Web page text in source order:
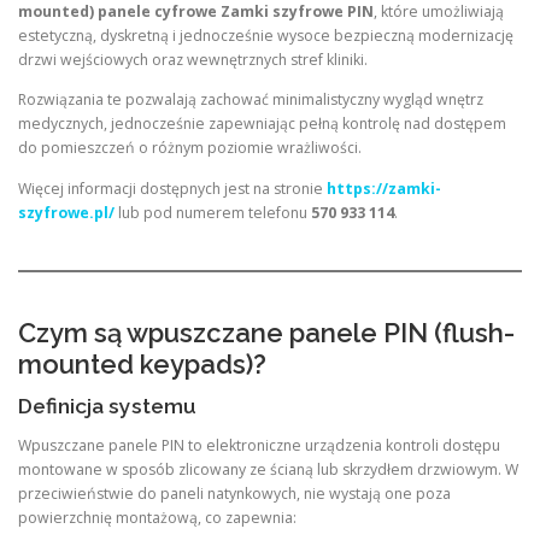
mounted) panele cyfrowe Zamki szyfrowe PIN, które umożliwiają
estetyczną, dyskretną i jednocześnie wysoce bezpieczną modernizację
drzwi wejściowych oraz wewnętrznych stref kliniki.
Rozwiązania te pozwalają zachować minimalistyczny wygląd wnętrz
medycznych, jednocześnie zapewniając pełną kontrolę nad dostępem
do pomieszczeń o różnym poziomie wrażliwości.
Więcej informacji dostępnych jest na stronie https://zamki-
szyfrowe.pl/ lub pod numerem telefonu 570 933 114.
Czym są wpuszczane panele PIN (flush-
mounted keypads)?
Definicja systemu
Wpuszczane panele PIN to elektroniczne urządzenia kontroli dostępu
montowane w sposób zlicowany ze ścianą lub skrzydłem drzwiowym. W
przeciwieństwie do paneli natynkowych, nie wystają one poza
powierzchnię montażową, co zapewnia: